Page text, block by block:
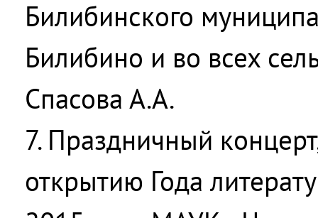
Билибинского
Билибино и во всех
Спасова А.А.
7. Праздничный
открытию Года